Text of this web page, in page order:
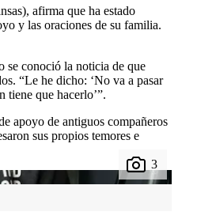
afirma que ha estado
y las oraciones de su familia.
se conoció la noticia de que
“Le he dicho: ‘No va a pasar
que hacerlo’”.
apoyo de antiguos compañeros
sus propios temores e